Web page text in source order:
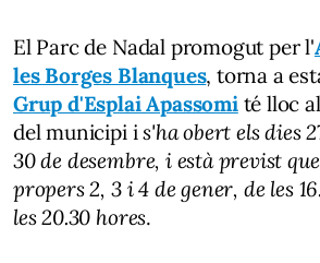
El Parc de Nadal promogut per l'
les Borges Blanques, torna a
Grup d'Esplai Apassomité lloc
del municipi is'ha obert els dies
30 de desembre, i està previst
propers 2, 3 i 4 de gener, de les
les 20.30 hores.